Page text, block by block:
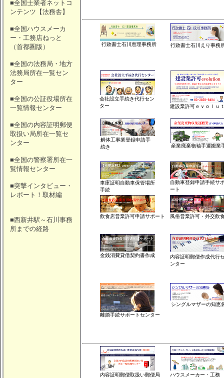
■全国士業者ネットコ
ンテンツ【法務舎】
■全国ハウスメーカ
ー・工務店ねっと
（首都圏版）
■全国の法務局・地方
法務局所在一覧セン
ター
■全国の公証役場所在
一覧情報センター
■全国の内容証明郵便
取扱い局所在一覧セ
ンター
■全国の警察署所在一
覧情報センター
■突撃インタビュー・
レポート！取材編
■西新井駅～石川事務
所までの経路
ハウスメーカー・工務
内容証明郵便取扱い郵便局
シングルマザーの知恵
離婚手続サポートセンター
内容証明郵便作成代行
ンター
金銭消費貸借契約書作成
風俗営業許可・外交飲
飲食店営業許可申請サポート
自動車登録申請手続サ
ート
車庫証明自動車保管場所
手続
産業廃棄物袖手運搬業
解体工事業登録申請手
続き
建設業許可ｅｖｏｌｕ
会社設立手続き代行セン
ター
行政書士石川えり事務
行政書士石川恵理事務所